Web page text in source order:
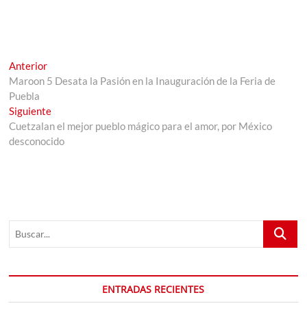
Navegación
de
entradas
AnteriorEntrada
anterior:
Maroon 5 Desata la Pasión en la Inauguración de la Feria de
Puebla
SiguienteEntrada
siguiente:
Cuetzalan el mejor pueblo mágico para el amor, por México
desconocido
Buscar...
ENTRADAS RECIENTES